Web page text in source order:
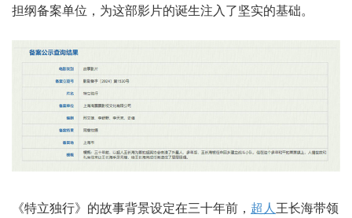
担纲备案单位，为这部影片的诞生注入了坚实的基础。
《特立独行》的故事背景设定在三十年前， 超人王长海带领